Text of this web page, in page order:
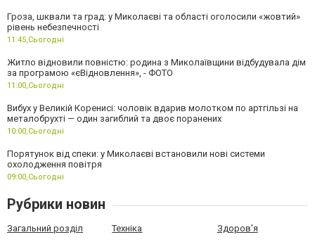
Гроза, шквали та град: у Миколаєві та області оголосили «жовтий»
рівень небезпечності
11:45,Сьогодні
Житло відновили повністю: родина з Миколаївщини відбудувала дім
за програмою «єВідновлення», - ФОТО
11:00,Сьогодні
Вибух у Великій Коренисі: чоловік вдарив молотком по артгільзі на
металобрухті — один загиблий та двоє поранених
10:00,Сьогодні
Порятунок від спеки: у Миколаєві встановили нові системи
охолодження повітря
09:00,Сьогодні
Рубрики новин
Загальний розділ Техніка Здоров'я